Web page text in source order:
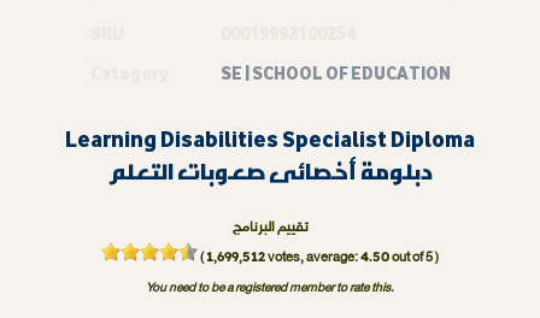
SE | SCHOOL OF EDUCATION
Learning Disabilities Specialist Diploma
دبلومة أخصائى صعوبات التعلم
تقييم البرنامج
(1,699,512votes, average:4.50out of 5 )
You need to be a registered member to rate this.